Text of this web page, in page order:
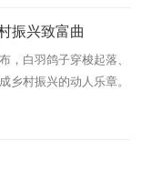
振兴致富曲
，白羽鸽子穿梭起落、
乡村振兴的动人乐章。
势，以“合作社+连队